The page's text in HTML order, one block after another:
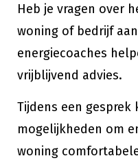
Heb je vragen over
woning of bedrijf
energiecoaches
vrijblijvend advies.
Tijdens een gesprek
mogelijkheden om
woning